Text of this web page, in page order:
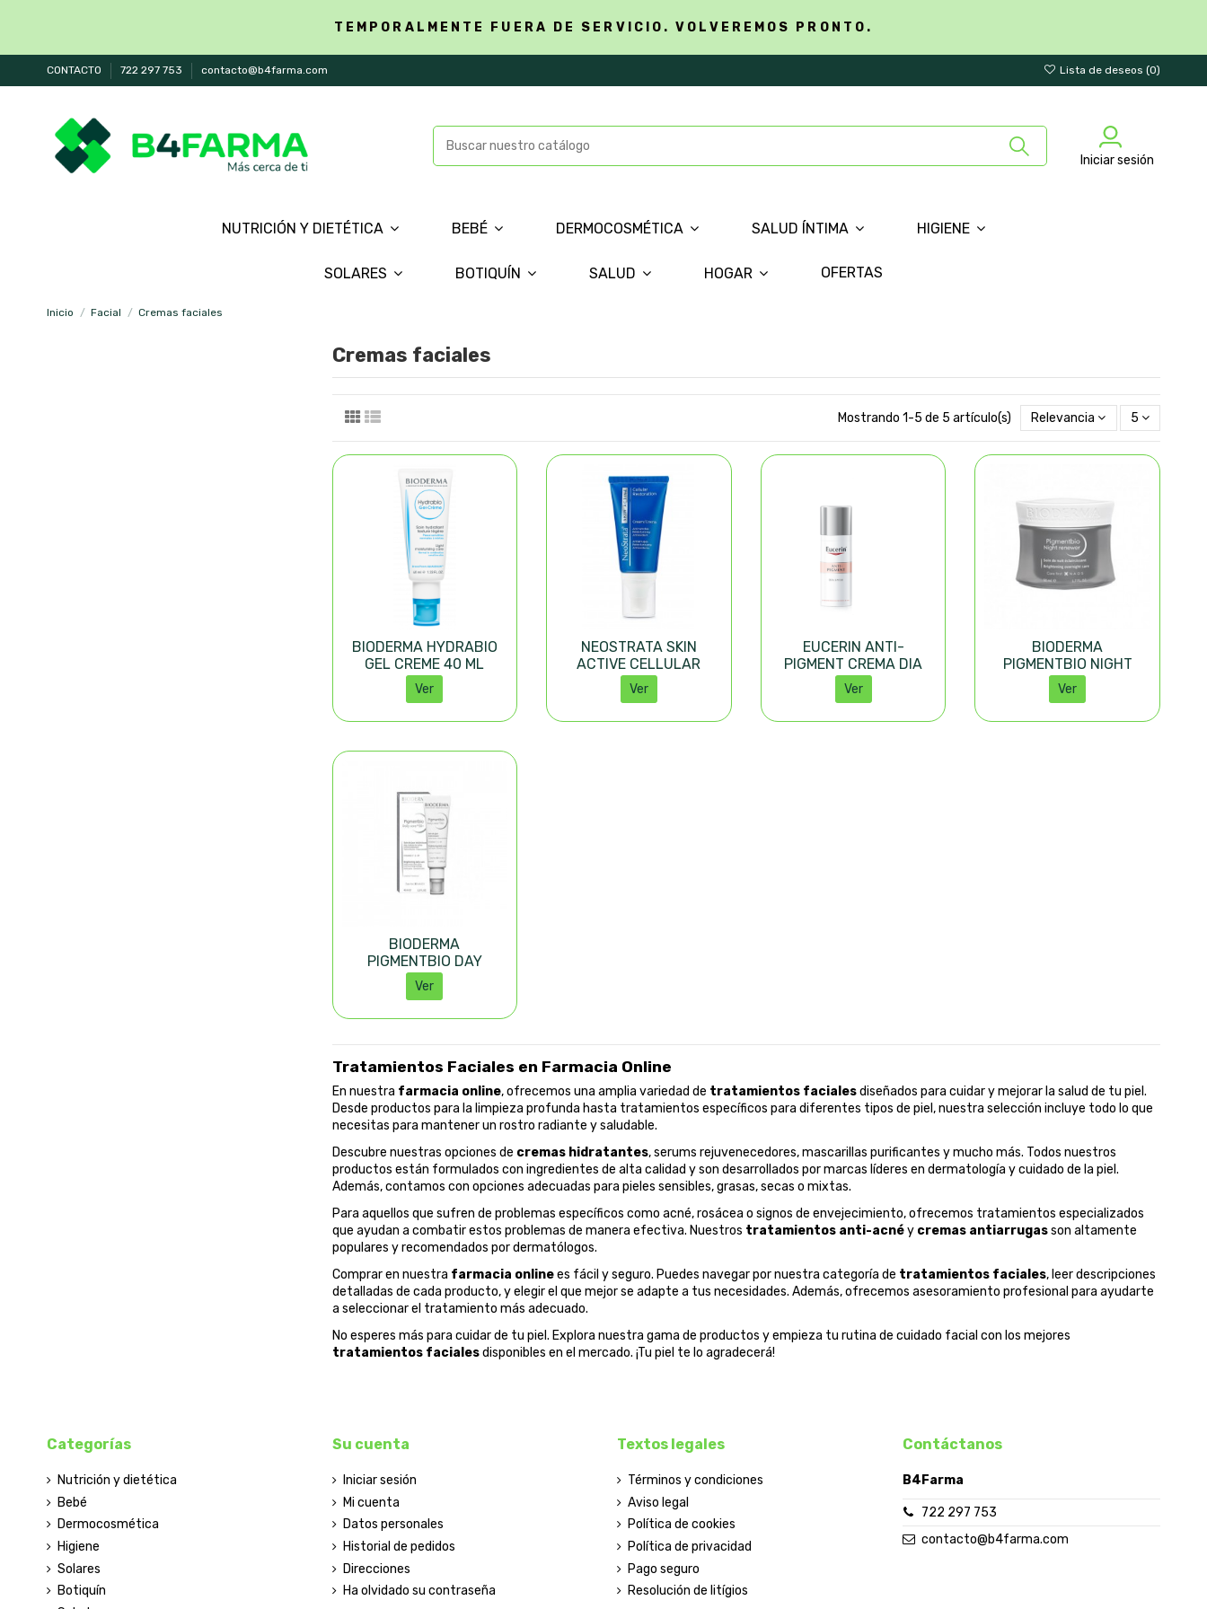
TEMPORALMENTE FUERA DE SERVICIO. VOLVEREMOS PRONTO.
CONTACTO 722 297 753 contacto@b4farma.com Lista de deseos (0)
Iniciar sesión
NUTRICIÓN Y DIETÉTICA BEBÉ DERMOCOSMÉTICA SALUD ÍNTIMA HIGIENE
SOLARES BOTIQUÍN SALUD HOGAR OFERTAS
Inicio Facial Cremas faciales
Cremas faciales
Mostrando 1-5 de 5 artículo(s) Relevancia 5
BIODERMA HYDRABIO
GEL CREME 40 ML
Ver
NEOSTRATA SKIN
ACTIVE CELLULAR
RESTORATION 50ML
Ver
EUCERIN ANTI-
PIGMENT CREMA DIA
50ML
Ver
BIODERMA
PIGMENTBIO NIGHT
RENEWER 50ML
Ver
BIODERMA
PIGMENTBIO DAY
CARE SPF50+ 40ML
Ver
Tratamientos Faciales en Farmacia Online
En nuestra farmacia online, ofrecemos una amplia variedad de tratamientos facialesdiseñados para cuidar y mejorar la salud de tu piel.
Desde productos para la limpieza profunda hasta tratamientos específicos para diferentes tipos de piel, nuestra selección incluye todo lo que
necesitas para mantener un rostro radiante y saludable.
Descubre nuestras opciones de cremas hidratantes, serums rejuvenecedores, mascarillas purificantes y mucho más. Todos nuestros
productos están formulados con ingredientes de alta calidad y son desarrollados por marcas líderes en dermatología y cuidado de la piel.
Además, contamos con opciones adecuadas para pieles sensibles, grasas, secas o mixtas.
Para aquellos que sufren de problemas específicos como acné, rosácea o signos de envejecimiento, ofrecemos tratamientos especializados
que ayudan a combatir estos problemas de manera efectiva. Nuestros tratamientos anti-acnéy cremas antiarrugasson altamente
populares y recomendados por dermatólogos.
Comprar en nuestra farmacia onlinees fácil y seguro. Puedes navegar por nuestra categoría de tratamientos faciales, leer descripciones
detalladas de cada producto, y elegir el que mejor se adapte a tus necesidades. Además, ofrecemos asesoramiento profesional para ayudarte
a seleccionar el tratamiento más adecuado.
No esperes más para cuidar de tu piel. Explora nuestra gama de productos y empieza tu rutina de cuidado facial con los mejores
tratamientos facialesdisponibles en el mercado. ¡Tu piel te lo agradecerá!
Categorías
Nutrición y dietética
Bebé
Dermocosmética
Higiene
Solares
Botiquín
Su cuenta
Iniciar sesión
Mi cuenta
Datos personales
Historial de pedidos
Direcciones
Ha olvidado su contraseña
Textos legales
Términos y condiciones
Aviso legal
Política de cookies
Política de privacidad
Pago seguro
Resolución de litígios
Contáctanos
B4Farma
722 297 753
contacto@b4farma.com